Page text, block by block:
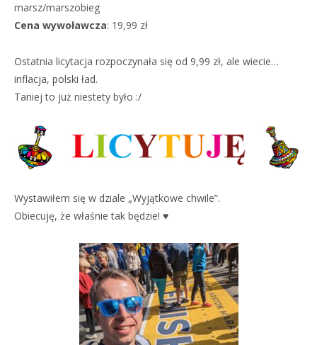
marsz/marszobieg
Cena wywoławcza: 19,99 zł
Ostatnia licytacja rozpoczynała się od 9,99 zł, ale wiecie…
inflacja, polski ład.
Taniej to już niestety było :/
Wystawiłem się w dziale „Wyjątkowe chwile”.
Obiecuję, że właśnie tak będzie! ♥